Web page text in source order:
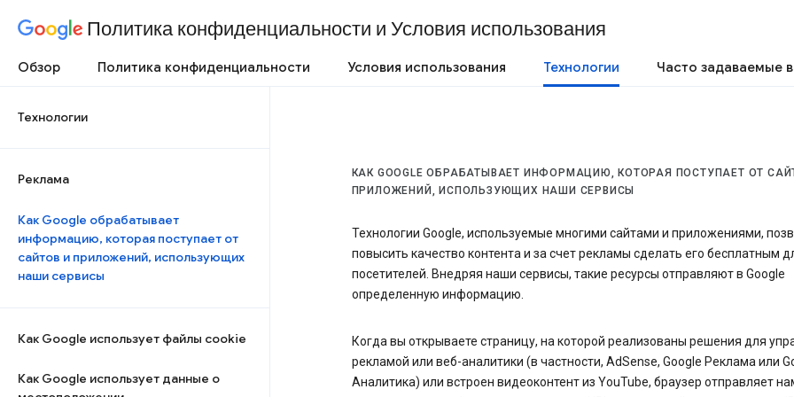
Политика конфиденциальности и Условия использования
Обзор Политика конфиденциальности Условия использования Технологии Часто задаваемые
Технологии
Реклама
Как Google обрабатывает
информацию, которая поступает от
сайтов и приложений, использующих
наши сервисы
Как Google использует файлы cookie
Как Google использует данные о
КАК GOOGLE ОБРАБАТЫВАЕТ ИНФОРМАЦИЮ, КОТОРАЯ ПОСТУПАЕТ ОТ
ПРИЛОЖЕНИЙ, ИСПОЛЬЗУЮЩИХ НАШИ СЕРВИСЫ
Технологии Google, используемые многими сайтами и приложениями,
повысить качество контента и за счет рекламы сделать его бесплатным
посетителей. Внедряя наши сервисы, такие ресурсы отправляют в Google
определенную информацию.
Когда вы открываете страницу, на которой реализованы решения для
рекламой или веб-аналитики (в частности, AdSense, Google Реклама или
Аналитика) или встроен видеоконтент из YouTube, браузер отправляет